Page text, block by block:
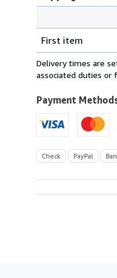
rates
from
France
U.S.A.
First item
Delivery times are
associated duties or
Payment
Check PayPal